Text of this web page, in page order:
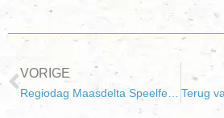
VORIGE